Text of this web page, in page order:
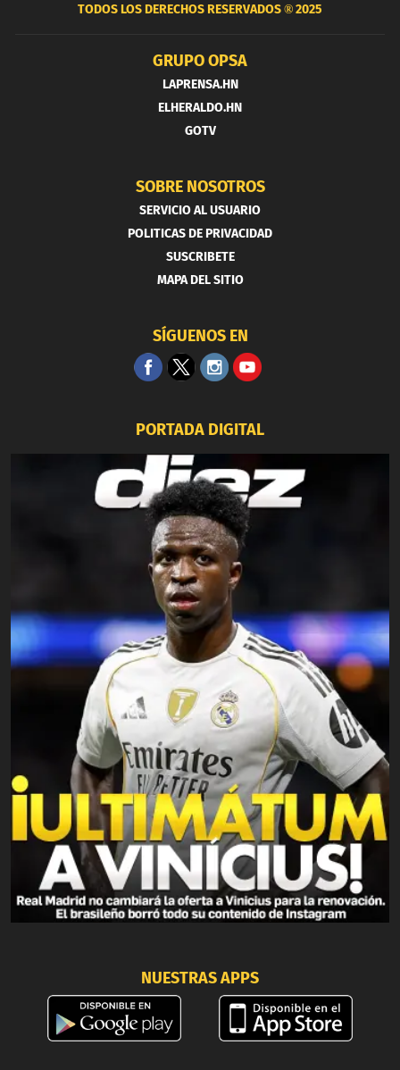
TODOS LOS DERECHOS RESERVADOS ®2025
GRUPO OPSA
LAPRENSA.HN
ELHERALDO.HN
GOTV
SOBRE NOSOTROS
SERVICIO AL USUARIO
POLITICAS DE PRIVACIDAD
SUSCRIBETE
MAPA DEL SITIO
SÍGUENOS EN
PORTADA DIGITAL
NUESTRAS APPS